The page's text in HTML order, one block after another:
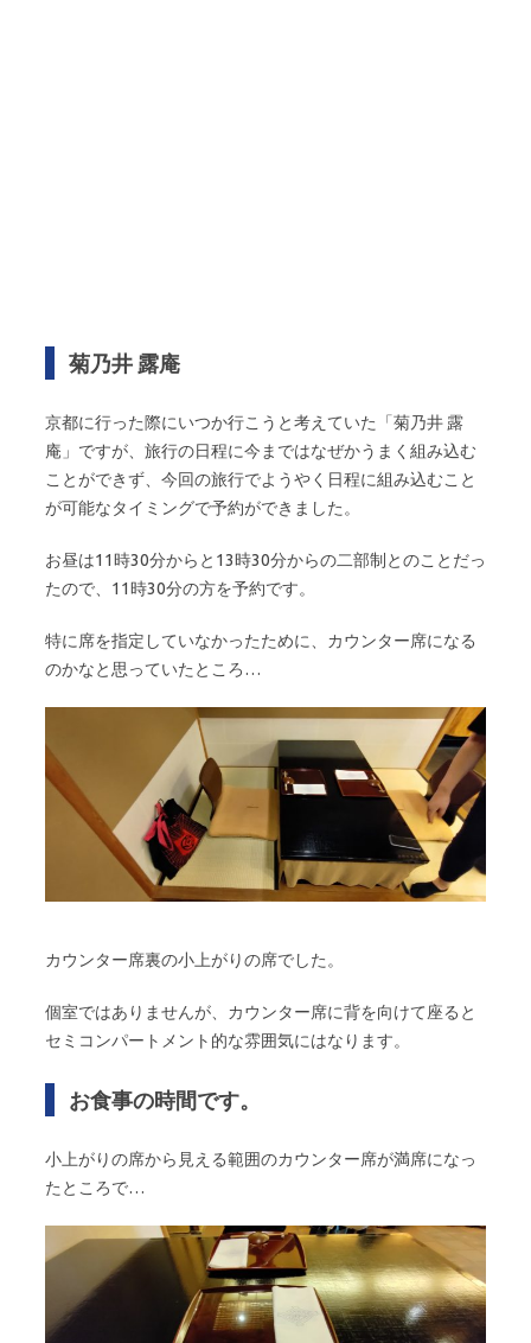
菊乃井 露庵
京都に行った際にいつか行こうと考えていた「菊乃井 露
庵」ですが、旅行の日程に今まではなぜかうまく組み込む
ことができず、今回の旅行でようやく日程に組み込むこと
が可能なタイミングで予約ができました。
お昼は11時30分からと13時30分からの二部制とのことだっ
たので、11時30分の方を予約です。
特に席を指定していなかったために、カウンター席になる
のかなと思っていたところ…
カウンター席裏の小上がりの席でした。
個室ではありませんが、カウンター席に背を向けて座ると
セミコンパートメント的な雰囲気にはなります。
お食事の時間です。
小上がりの席から見える範囲のカウンター席が満席になっ
たところで…